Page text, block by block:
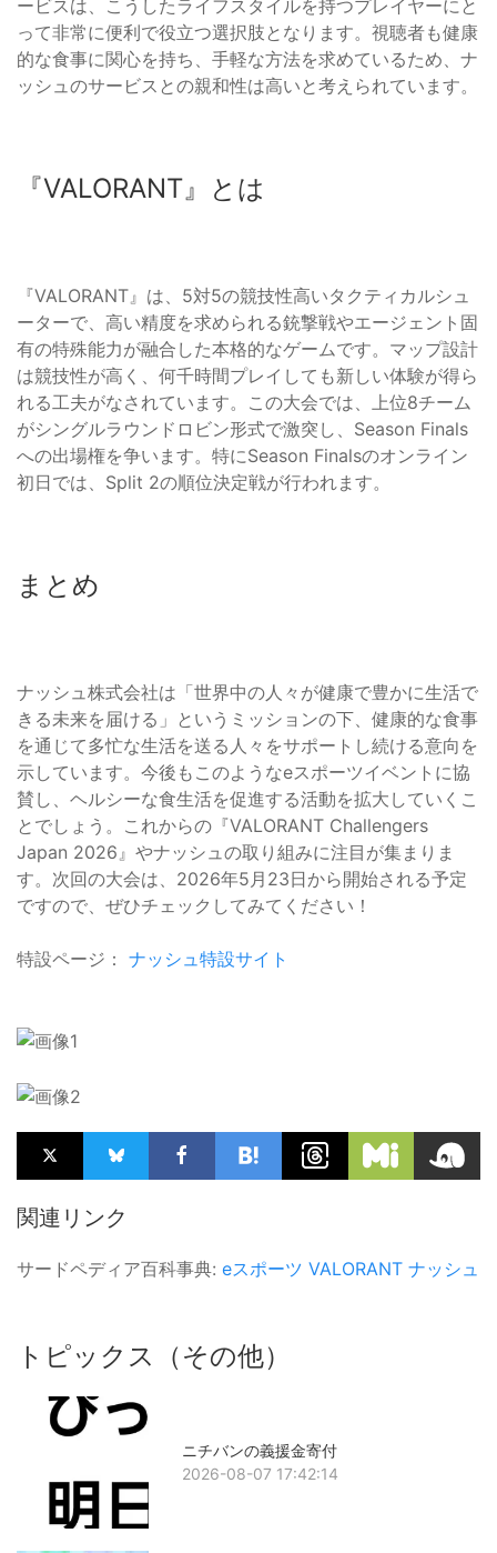
ービスは、こうしたライフスタイルを持つプレイヤーにと
って非常に便利で役立つ選択肢となります。視聴者も健康
的な食事に関心を持ち、手軽な方法を求めているため、ナ
ッシュのサービスとの親和性は高いと考えられています。
『VALORANT』とは
『VALORANT』は、5対5の競技性高いタクティカルシュ
ーターで、高い精度を求められる銃撃戦やエージェント固
有の特殊能力が融合した本格的なゲームです。マップ設計
は競技性が高く、何千時間プレイしても新しい体験が得ら
れる工夫がなされています。この大会では、上位8チーム
がシングルラウンドロビン形式で激突し、Season Finals
への出場権を争います。特にSeason Finalsのオンライン
初日では、Split 2の順位決定戦が行われます。
まとめ
ナッシュ株式会社は「世界中の人々が健康で豊かに生活で
きる未来を届ける」というミッションの下、健康的な食事
を通じて多忙な生活を送る人々をサポートし続ける意向を
示しています。今後もこのようなeスポーツイベントに協
賛し、ヘルシーな食生活を促進する活動を拡大していくこ
とでしょう。これからの『VALORANT Challengers
Japan 2026』やナッシュの取り組みに注目が集まりま
す。次回の大会は、2026年5月23日から開始される予定
ですので、ぜひチェックしてみてください！
特設ページ： ナッシュ特設サイト
関連リンク
サードペディア百科事典: eスポーツ VALORANT ナッシュ
トピックス（その他）
ニチバンの義援金寄付
2026-08-07 17:42:14